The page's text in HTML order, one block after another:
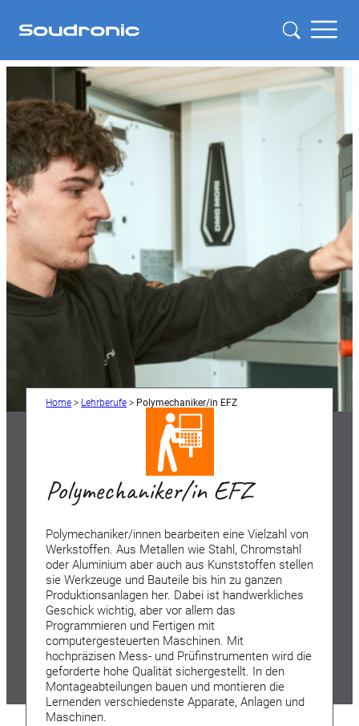
Home > Lehrberufe > Polymechaniker/in EFZ
Polymechaniker/in EFZ
Polymechaniker/innen bearbeiten eine Vielzahl von
Werkstoffen. Aus Metallen wie Stahl, Chromstahl
oder Aluminium aber auch aus Kunststoffen stellen
sie Werkzeuge und Bauteile bis hin zu ganzen
Produktionsanlagen her. Dabei ist handwerkliches
Geschick wichtig, aber vor allem das
Programmieren und Fertigen mit
computergesteuerten Maschinen. Mit
hochpräzisen Mess- und Prüfinstrumenten wird die
geforderte hohe Qualität sichergestellt. In den
Montageabteilungen bauen und montieren die
Lernenden verschiedenste Apparate, Anlagen und
Maschinen.